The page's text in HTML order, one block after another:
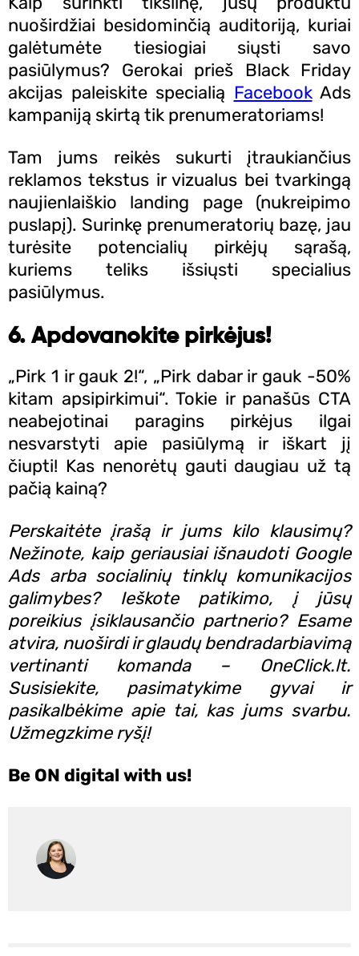
nuoširdžiai besidominčią auditoriją, kuriai
galėtumėte tiesiogiai siųsti savo
pasiūlymus? Gerokai prieš Black Friday
akcijas paleiskite specialią FacebookAds
kampaniją skirtą tik prenumeratoriams!
Tam jums reikės sukurti įtraukiančius
reklamos tekstus ir vizualus bei tvarkingą
naujienlaiškio landing page (nukreipimo
puslapį). Surinkę prenumeratorių bazę, jau
turėsite potencialių pirkėjų sąrašą,
kuriems teliks išsiųsti specialius
pasiūlymus.
6. Apdovanokite pirkėjus!
„Pirk 1 ir gauk 2!“, „Pirk dabar ir gauk -50%
kitam apsipirkimui“. Tokie ir panašūs CTA
neabejotinai paragins pirkėjus ilgai
nesvarstyti apie pasiūlymą ir iškart jį
čiupti! Kas nenorėtų gauti daugiau už tą
pačią kainą?
Perskaitėte įrašą ir jums kilo klausimų?
Nežinote, kaip geriausiai išnaudoti Google
Ads arba socialinių tinklų komunikacijos
galimybes? Ieškote patikimo, į jūsų
poreikius įsiklausančio partnerio? Esame
atvira, nuoširdi ir glaudų bendradarbiavimą
vertinanti komanda – OneClick.lt.
Susisiekite, pasimatykime gyvai ir
pasikalbėkime apie tai, kas jums svarbu.
Užmegzkime ryšį!
Be ON digital with us!